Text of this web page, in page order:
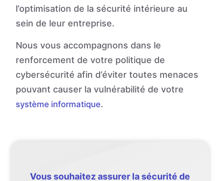
l’optimisation de la sécurité intérieure au
sein de leur entreprise.
Nous vous accompagnons dans le
renforcement de votre politique de
cybersécurité afin d’éviter toutes menaces
pouvant causer la vulnérabilité de votre
système informatique.
Vous souhaitez assurer la sécurité de